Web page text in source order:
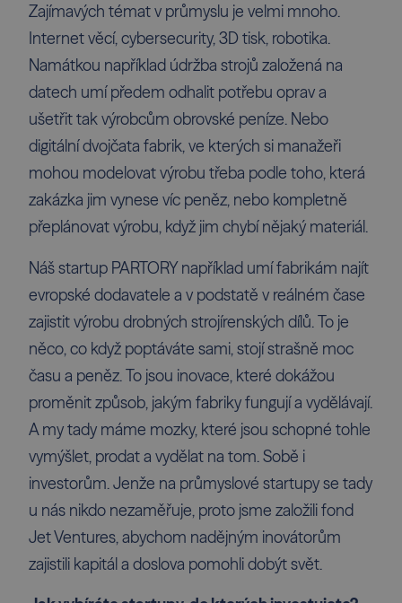
Zajímavých témat v průmyslu je velmi mnoho.
Internet věcí, cybersecurity, 3D tisk, robotika.
Namátkou například údržba strojů založená na
datech umí předem odhalit potřebu oprav a
ušetřit tak výrobcům obrovské peníze. Nebo
digitální dvojčata fabrik, ve kterých si manažeři
mohou modelovat výrobu třeba podle toho, která
zakázka jim vynese víc peněz, nebo kompletně
přeplánovat výrobu, když jim chybí nějaký materiál.
Náš startup PARTORYnapříklad umí fabrikám najít
evropské dodavatele a v podstatě v reálném čase
zajistit výrobu drobných strojírenských dílů. To je
něco, co když poptáváte sami, stojí strašně moc
času a peněz. To jsou inovace, které dokážou
proměnit způsob, jakým fabriky fungují a vydělávají.
A my tady máme mozky, které jsou schopné tohle
vymýšlet, prodat a vydělat na tom. Sobě i
investorům. Jenže na průmyslové startupy se tady
u nás nikdo nezaměřuje, proto jsme založili fond
Jet Ventures, abychom nadějným inovátorům
zajistili kapitál a doslova pomohli dobýt svět.